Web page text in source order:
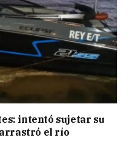
intentó sujetar su
el río